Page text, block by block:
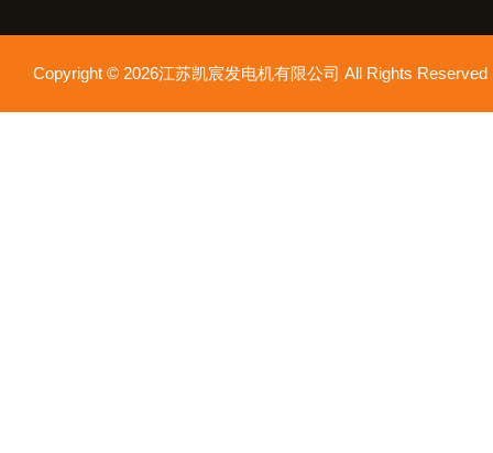
Copyright © 2026江苏凯宸发电机有限公司 All Rights